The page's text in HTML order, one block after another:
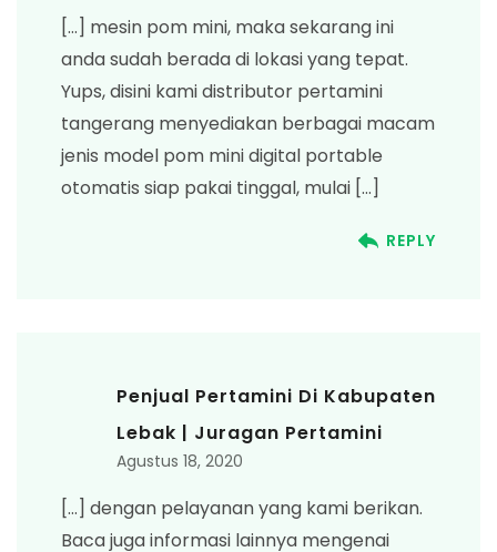
[…] mesin pom mini, maka sekarang ini
anda sudah berada di lokasi yang tepat.
Yups, disini kami distributor pertamini
tangerang menyediakan berbagai macam
jenis model pom mini digital portable
otomatis siap pakai tinggal, mulai […]
REPLY
Penjual Pertamini Di Kabupaten
Lebak | Juragan Pertamini
Agustus 18, 2020
[…] dengan pelayanan yang kami berikan.
Baca juga informasi lainnya mengenai